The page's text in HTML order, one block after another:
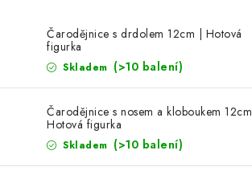
SVATBA
NOVINKY
TIPY NA TVOŘENÍ
Čarodějnice s drdolem 12cm | Hotová
figurka
Skladem (>10 balení)
Čarodějnice s nosem a kloboukem 12cm |
Hotová figurka
Skladem (>10 balení)